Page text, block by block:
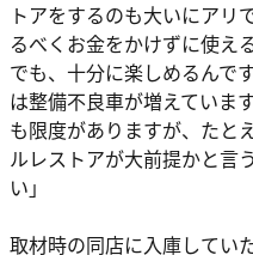
トアをするのも大いにアリ
るべくお金をかけずに使え
でも、十分に楽しめるんで
は整備不良車が増えていま
も限度がありますが、たと
ルレストアが大前提かと言
い」
取材時の同店に入庫してい